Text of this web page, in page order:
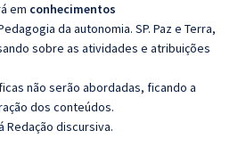
em conhecimentos
da autonomia. SP. Paz e Terra,
sobre as atividades e atribuições
não serão abordadas, ficando a
dos conteúdos.
Redação discursiva.